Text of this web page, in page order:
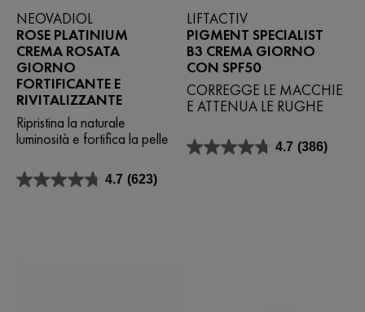
NEOVADIOL
ROSE PLATINIUM
CREMA ROSATA
GIORNO
FORTIFICANTE E
RIVITALIZZANTE
Ripristina la naturale
luminosità e fortifica la pelle
4.7 (623)
4.7
LIFTACTIV
PIGMENT SPECIALIST
B3 CREMA GIORNO
CON SPF50
CORREGGE LE MACCHIE
E ATTENUA LE RUGHE
4.7 (386)
4.7